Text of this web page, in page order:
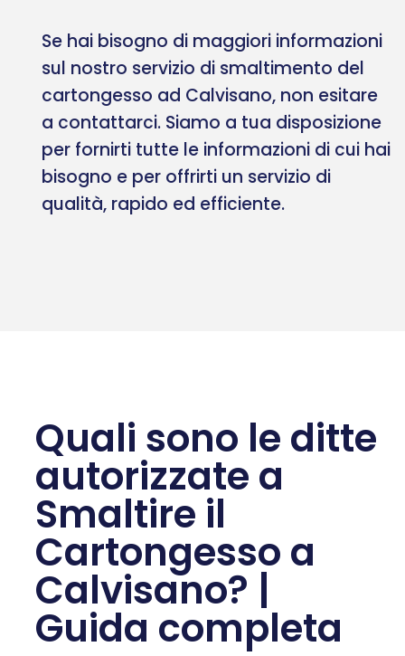
Se hai bisogno di maggiori informazioni
sul nostro servizio di smaltimento del
cartongesso ad Calvisano, non esitare
a contattarci. Siamo a tua disposizione
per fornirti tutte le informazioni di cui hai
bisogno e per offrirti un servizio di
qualità, rapido ed efficiente.
Quali sono le ditte
autorizzate a
Smaltire il
Cartongesso a
Calvisano? |
Guida completa